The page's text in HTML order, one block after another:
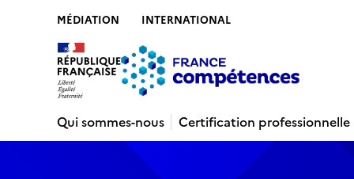
MÉDIATION INTERNATIONAL
Qui sommes-nous
Certification professionnelle